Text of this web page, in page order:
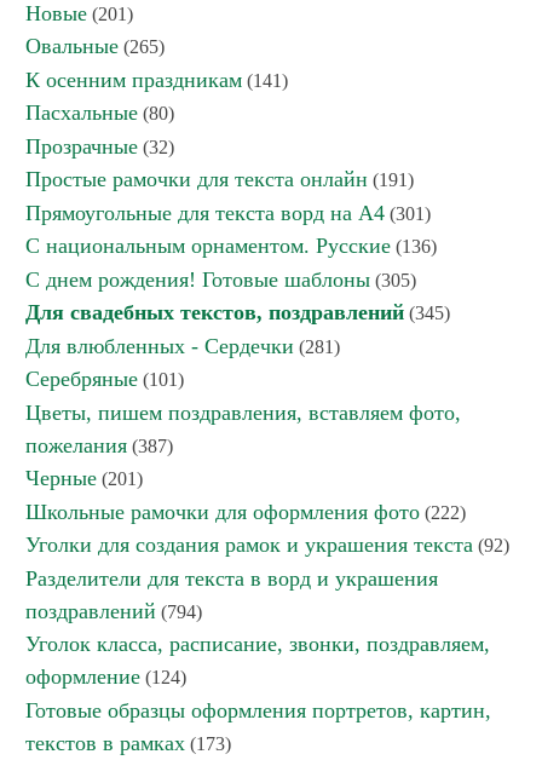
Новые (201)
Овальные (265)
К осенним праздникам (141)
Пасхальные (80)
Прозрачные (32)
Простые рамочки для текста онлайн (191)
Прямоугольные для текста ворд на А4 (301)
С национальным орнаментом. Русские (136)
С днем рождения! Готовые шаблоны (305)
Для свадебных текстов, поздравлений (345)
Для влюбленных - Сердечки (281)
Серебряные (101)
Цветы, пишем поздравления, вставляем фото,
пожелания (387)
Черные (201)
Школьные рамочки для оформления фото (222)
Уголки для создания рамок и украшения текста (92)
Разделители для текста в ворд и украшения
поздравлений (794)
Уголок класса, расписание, звонки, поздравляем,
оформление (124)
Готовые образцы оформления портретов, картин,
текстов в рамках (173)